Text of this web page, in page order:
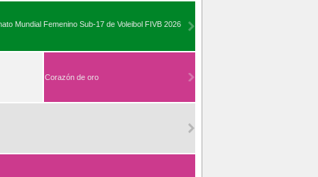
Mundial Femenino Sub-17 de Voleibol FIVB 2026
Corazón de oro